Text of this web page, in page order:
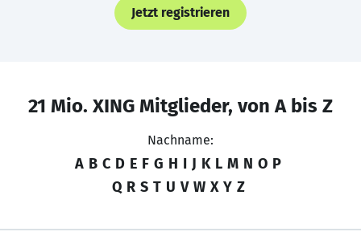
Jetzt registrieren
21 Mio. XING Mitglieder, von A bis Z
Nachname:
A B C D E F G H I J K L M N O P
Q R S T U V W X Y Z